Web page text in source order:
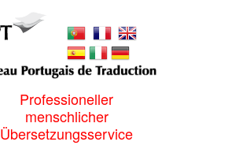
Professioneller
menschlicher
Übersetzungsservice